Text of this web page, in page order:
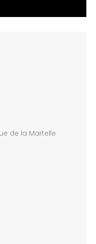
de la Martelle